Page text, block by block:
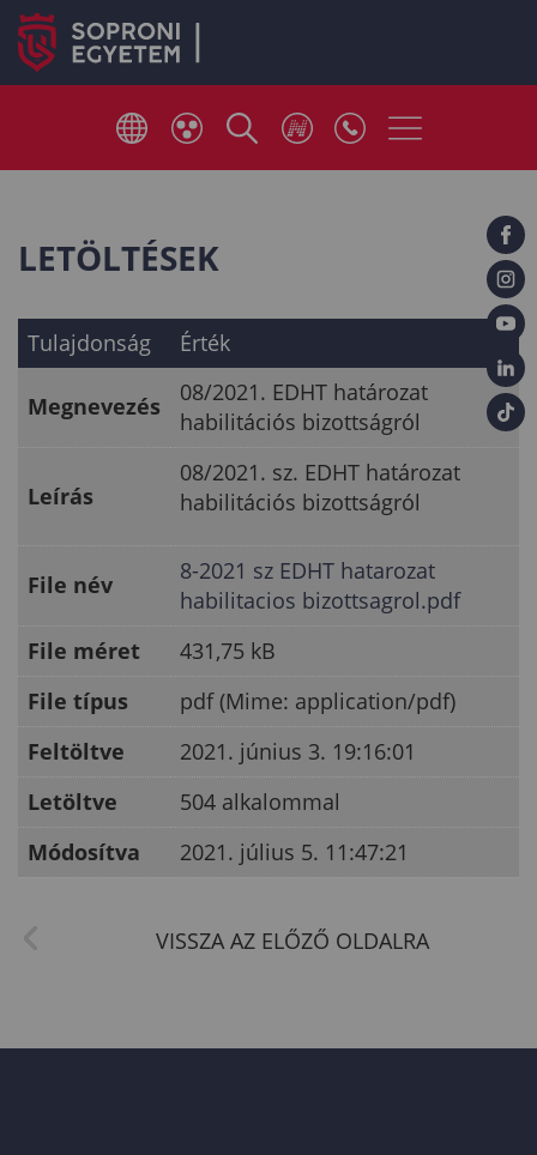
LETÖLTÉSEK
Tulajdonság Érték
Megnevezés
08/2021. EDHT határozat
habilitációs bizottságról
Leírás
08/2021. sz. EDHT határozat
habilitációs bizottságról
File név
8-2021 sz EDHT hatarozat
habilitacios bizottsagrol.pdf
File méret
431,75 kB
File típus
pdf (Mime: application/pdf)
Feltöltve
2021. június 3. 19:16:01
Letöltve
504 alkalommal
Módosítva
2021. július 5. 11:47:21